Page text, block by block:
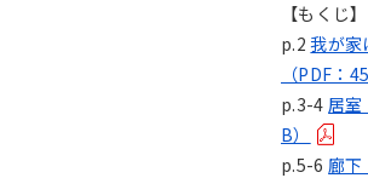
【もくじ】
p.2我が家
（PDF：
p.3-4居室
B）
p.5-6廊下